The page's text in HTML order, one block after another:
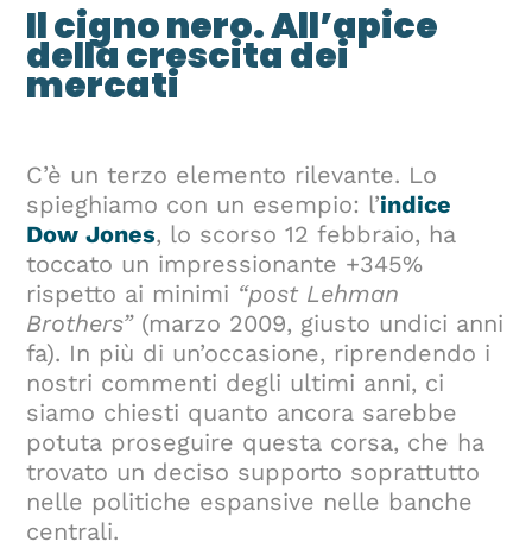
Il cigno nero. All’apice
della crescita dei
mercati
C’è un terzo elemento rilevante. Lo
spieghiamo con un esempio: l’indice
Dow Jones, lo scorso 12 febbraio, ha
toccato un impressionante +345%
rispetto ai minimi “post Lehman
Brothers” (marzo 2009, giusto undici anni
fa). In più di un’occasione, riprendendo i
nostri commenti degli ultimi anni, ci
siamo chiesti quanto ancora sarebbe
potuta proseguire questa corsa, che ha
trovato un deciso supporto soprattutto
nelle politiche espansive nelle banche
centrali.